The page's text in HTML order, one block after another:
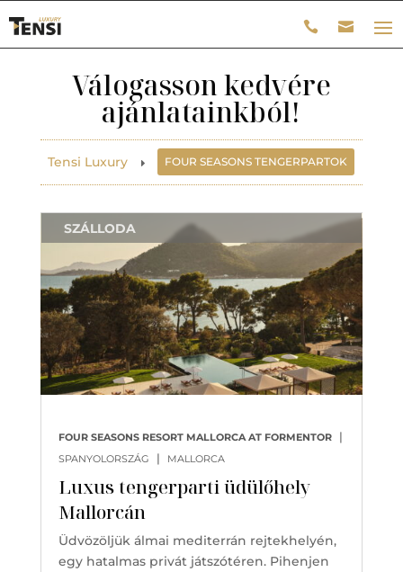
Válogasson kedvére
ajánlatainkból!
Tensi Luxury E FOUR SEASONS TENGERPARTOK
Luxus tengerparti üdülőhely
Mallorcán
FOUR SEASONS RESORT MALLORCA AT FORMENTOR |
SPANYOLORSZÁG | MALLORCA
SZÁLLODA
Üdvözöljük álmai mediterrán rejtekhelyén,
egy hatalmas privát játszótéren. Pihenjen